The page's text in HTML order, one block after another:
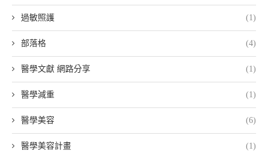
過敏照護 (1)
部落格 (4)
醫學文獻 網路分享 (1)
醫學減重 (1)
醫學美容 (6)
醫學美容計畫 (1)